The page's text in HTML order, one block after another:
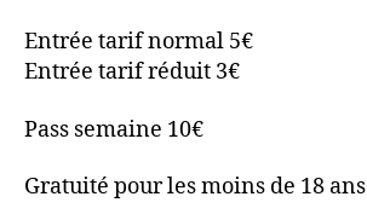
Entrée tarif normal 5€
Entrée tarif réduit 3€
Pass semaine 10€
Gratuité pour les moins de 18 ans